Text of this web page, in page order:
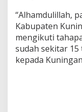
“Alhamdulillah,
Kabupaten
mengikuti
sudah sekitar
kepada